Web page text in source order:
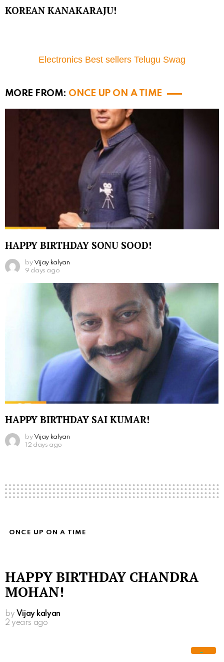
KOREAN KANAKARAJU!
Electronics Best sellers Telugu Swag
MORE FROM: ONCE UP ON A TIME
HAPPY BIRTHDAY SONU SOOD!
by Vijay kalyan
9 days ago
HAPPY BIRTHDAY SAI KUMAR!
by Vijay kalyan
12 days ago
ONCE UP ON A TIME
HAPPY BIRTHDAY CHANDRA
MOHAN!
by Vijay kalyan
2 years ago